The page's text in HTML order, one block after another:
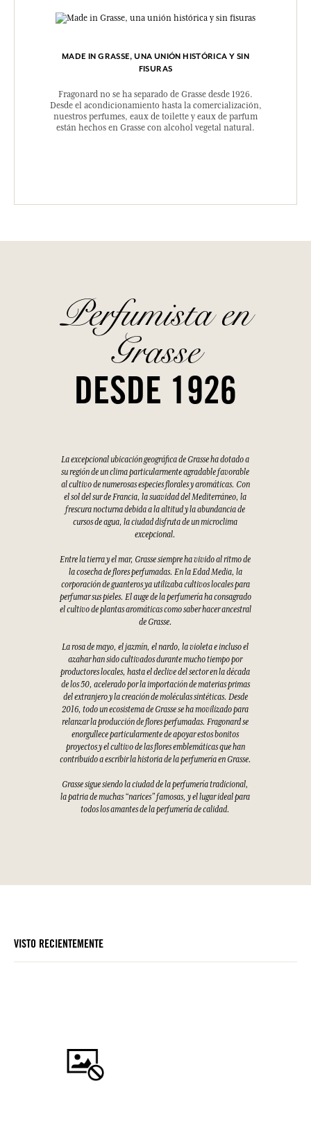
MADE IN GRASSE, UNA UNIÓN HISTÓRICA Y SIN
FISURAS
Fragonard no se ha separado de Grasse desde 1926.
Desde el acondicionamiento hasta la comercialización,
nuestros perfumes, eaux de toilette y eaux de parfum
están hechos en Grasse con alcohol vegetal natural.
Perfumista en
Grasse
DESDE 1926
La excepcional ubicación geográfica de Grasse ha dotado a
su región de un clima particularmente agradable favorable
al cultivo de numerosas especies florales y aromáticas. Con
el sol del sur de Francia, la suavidad del Mediterráneo, la
frescura nocturna debida a la altitud y la abundancia de
cursos de agua, la ciudad disfruta de un microclima
excepcional.
Entre la tierra y el mar, Grasse siempre ha vivido al ritmo de
la cosecha de flores perfumadas. En la Edad Media, la
corporación de guanteros ya utilizaba cultivos locales para
perfumar sus pieles. El auge de la perfumería ha consagrado
el cultivo de plantas aromáticas como saber hacer ancestral
de Grasse.
La rosa de mayo, el jazmín, el nardo, la violeta e incluso el
azahar han sido cultivados durante mucho tiempo por
productores locales, hasta el declive del sector en la década
de los 50, acelerado por la importación de materias primas
del extranjero y la creación de moléculas sintéticas. Desde
2016, todo un ecosistema de Grasse se ha movilizado para
relanzar la producción de flores perfumadas. Fragonard se
enorgullece particularmente de apoyar estos bonitos
proyectos y el cultivo de las flores emblemáticas que han
contribuido a escribir la historia de la perfumería en Grasse.
Grasse sigue siendo la ciudad de la perfumería tradicional,
la patria de muchas “narices” famosas, y el lugar ideal para
todos los amantes de la perfumería de calidad.
VISTO RECIENTEMENTE